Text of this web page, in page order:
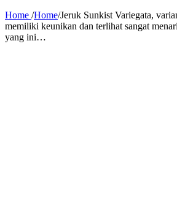
Home /Home/Jeruk Sunkist Variegata,
memiliki keunikan dan terlihat sangat
yang ini…